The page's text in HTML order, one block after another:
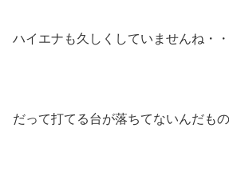
ハイエナも久しくしていませんね・・
だって打てる台が落ちてないんだもの